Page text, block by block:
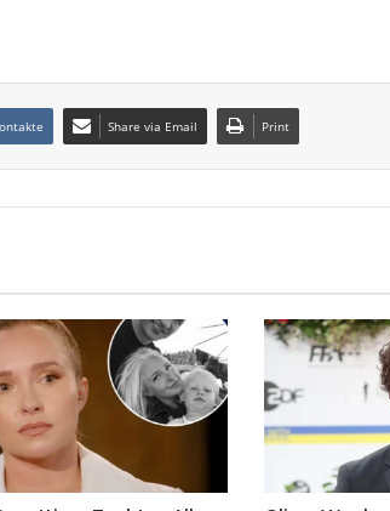
Share via Email Print